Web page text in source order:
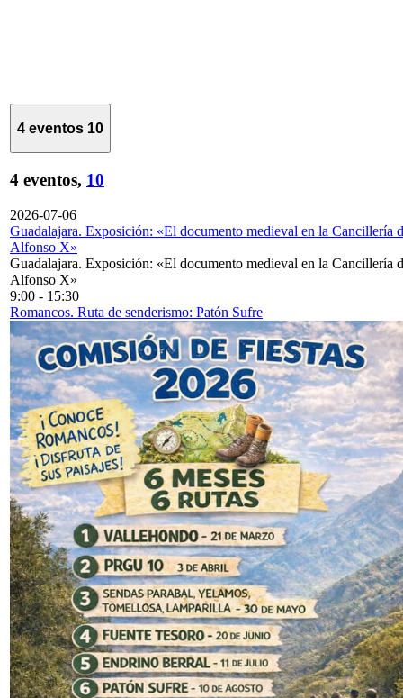
4 eventos 10
4 eventos, 10
2026-07-06
Guadalajara. Exposición: «El documento medieval en la Cancillería
Alfonso X»
Guadalajara. Exposición: «El documento medieval en la Cancillería
Alfonso X»
9:00 - 15:30
Romancos. Ruta de senderismo: Patón Sufre